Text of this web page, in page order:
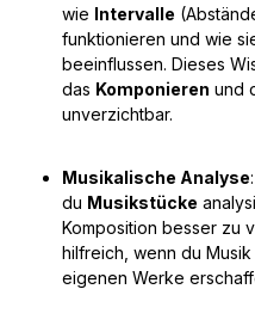
wie Intervalle
funktionieren und wie
beeinflussen. Dieses
das Komponieren und
unverzichtbar.
Musikalische Analyse
du Musikstücke
Komposition besser zu
hilfreich, wenn du
eigenen Werke